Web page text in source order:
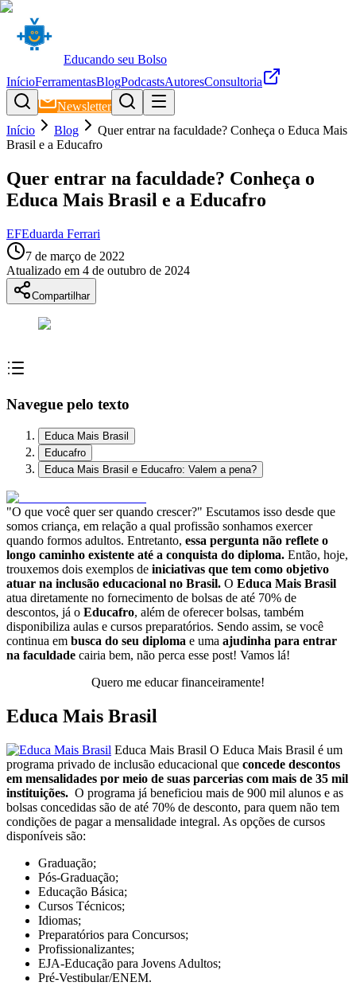
Educando seu Bolso
InícioFerramentasBlogPodcastsAutoresConsultoria
Newsletter
Início
Blog
Quer entrar na faculdade? Conheça o Educa Mais
Brasil e a Educafro
Quer entrar na faculdade? Conheça o
Educa Mais Brasil e a Educafro
EFEduarda Ferrari
7 de março de 2022
Atualizado em 4 de outubro de 2024
Compartilhar
Navegue pelo texto
Educa Mais Brasil
Educafro
Educa Mais Brasil e Educafro: Valem a pena?
"O que você quer ser quando crescer?" Escutamos isso desde que
somos criança, em relação a qual profissão sonhamos exercer
quando formos adultos. Entretanto, essa pergunta não reflete o
longo caminho existente até a conquista do diploma. Então, hoje,
trouxemos dois exemplos de iniciativas que tem como objetivo
atuar na inclusão educacional no Brasil. O Educa Mais Brasil
atua diretamente no fornecimento de bolsas de até 70% de
descontos, já o Educafro, além de oferecer bolsas, também
disponibiliza aulas e cursos preparatórios. Sendo assim, se você
continua em busca do seu diploma e uma ajudinha para entrar
na faculdade cairia bem, não perca esse post! Vamos lá!
Quero me educar financeiramente!
Educa Mais Brasil
Educa Mais Brasil O Educa Mais Brasil é um
programa privado de inclusão educacional que concede descontos
em mensalidades por meio de suas parcerias com mais de 35 mil
instituições. O programa já beneficiou mais de 900 mil alunos e as
bolsas concedidas são de até 70% de desconto, para quem não tem
condições de pagar a mensalidade integral. As opções de cursos
disponíveis são:
Graduação;
Pós-Graduação;
Educação Básica;
Cursos Técnicos;
Idiomas;
Preparatórios para Concursos;
Profissionalizantes;
EJA-Educação para Jovens Adultos;
Pré-Vestibular/ENEM.